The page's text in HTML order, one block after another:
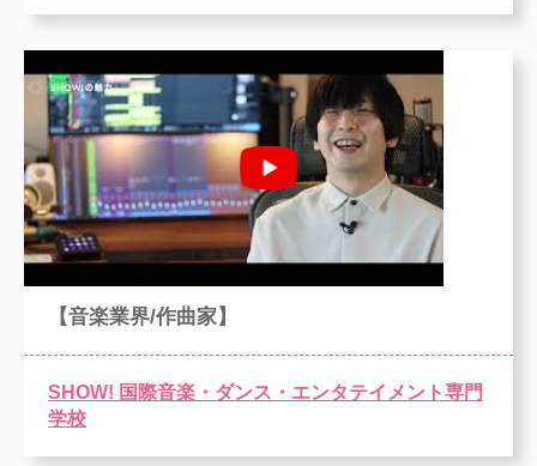
【音楽業界/作曲家】
SHOW! 国際音楽・ダンス・エンタテイメント専門
学校